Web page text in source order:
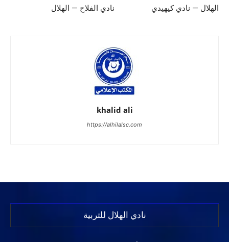
نادي الفلاح — الهلال الهلال — نادي كيهيدي
khalid ali
https://alhilalsc.com
نادي الهلال للتربية